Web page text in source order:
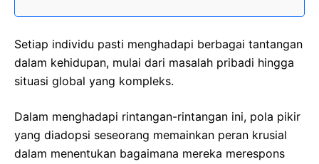
Setiap individu pasti menghadapi berbagai tantangan
dalam kehidupan, mulai dari masalah pribadi hingga
situasi global yang kompleks.
Dalam menghadapi rintangan-rintangan ini, pola pikir
yang diadopsi seseorang memainkan peran krusial
dalam menentukan bagaimana mereka merespons